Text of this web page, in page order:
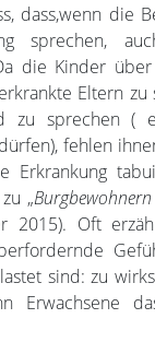
dass,wenn die
sprechen,
die Kinder
Eltern
zu sprechen (
fehlen
Erkrankung
„
2015). Oft
sind: zu
Erwachsene